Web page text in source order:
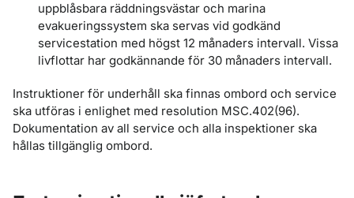
uppblåsbara räddningsvästar och marina
evakueringssystem ska servas vid godkänd
servicestation med högst 12 månaders intervall. Vissa
livflottar har godkännande för 30 månaders intervall.
Instruktioner för underhåll ska finnas ombord och service
ska utföras i enlighet med resolution MSC.402(96).
Dokumentation av all service och alla inspektioner ska
hållas tillgänglig ombord.